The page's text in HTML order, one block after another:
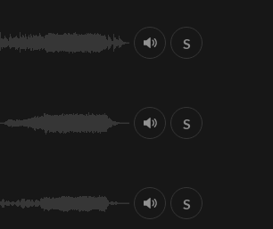
S
S
S